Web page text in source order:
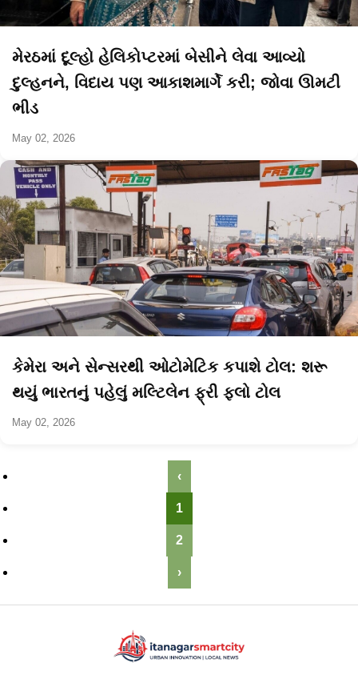
મેરઠમાં દૂલ્હો હેલિકોપ્ટરમાં બેસીને લેવા આવ્યો
દુલ્હનને, વિદાય પણ આકાશમાર્ગે કરી; જોવા ઊમટી
ભીડ
May 02, 2026
કેમેરા અને સેન્સરથી ઓટોમેટિક કપાશે ટોલ: શરૂ
થયું ભારતનું પહેલું મલ્ટિલેન ફ્રી ફ્લો ટોલ
May 02, 2026
‹
1
2
›